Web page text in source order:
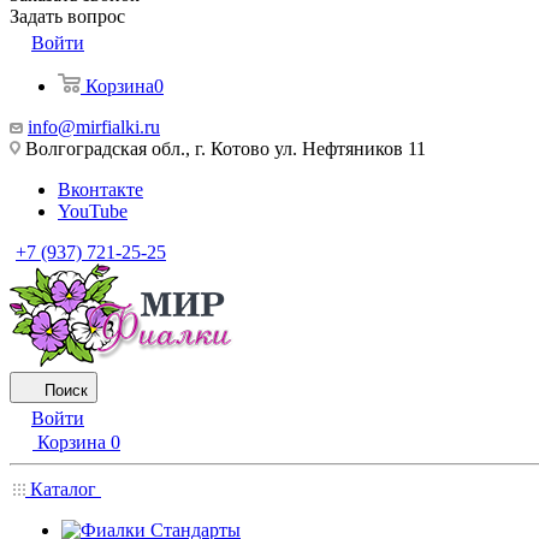
Задать вопрос
Войти
Корзина0
info@mirfialki.ru
Волгоградская обл., г. Котово ул. Нефтяников 11
Вконтакте
YouTube
+7 (937) 721-25-25
Поиск
Войти
Корзина 0
Каталог